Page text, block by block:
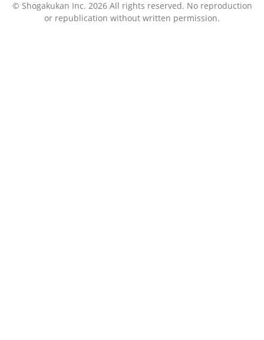
© Shogakukan Inc. 2026 All rights reserved. No reproduction
or republication without written permission.